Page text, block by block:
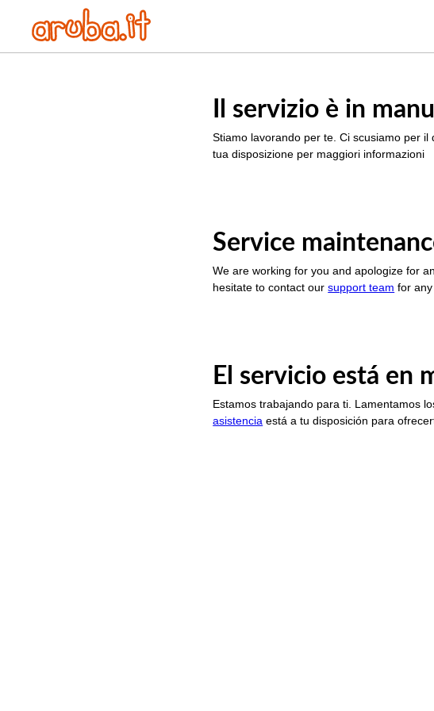
Il servizio è in
Stiamo lavorando per te. Ci scusiamo per
tua disposizione per maggiori informazioni
Service
We are working for you and apologize for
hesitate to contact oursupport team for
El servicio está en
Estamos trabajando para ti. Lamentamos
asistencia está a tu disposición para